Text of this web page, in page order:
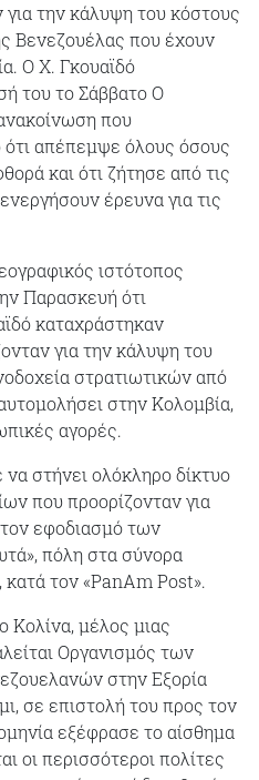
για την κάλυψη του κόστους
Βενεζουέλας που έχουν
Ο Χ. Γκουαϊδό
του το Σάββατο Ο
που
ότι απέπεμψε όλους όσους
και ότι ζήτησε από τις
έρευνα για τις
ιστότοπος
Παρασκευή ότι
καταχράστηκαν
για την κάλυψη του
στρατιωτικών από
στην Κολομβία,
αγορές.
στήνει ολόκληρο δίκτυο
που προορίζονταν για
εφοδιασμό των
πόλη στα σύνορα
τον «PanAm Post».
Κολίνα, μέλος μιας
Οργανισμός των
στην Εξορία
σε επιστολή του προς τον
εξέφρασε το αίσθημα
οι περισσότεροι πολίτες